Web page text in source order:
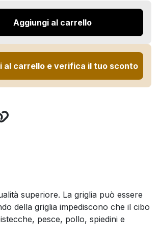
Aggiungi al carrello
al carrello e verifica il tuo sconto
superiore. La griglia può essere
della griglia impediscono che il cibo
pesce, pollo, spiedini e